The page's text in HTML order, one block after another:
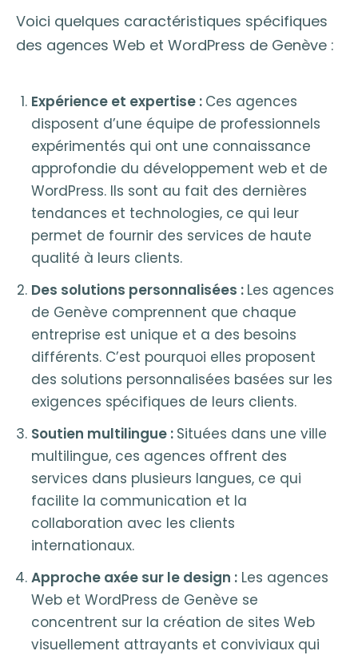
Voici quelques caractéristiques spécifiques
des agences Web et WordPress de Genève :
Expérience et expertise : Ces agences
disposent d’une équipe de professionnels
expérimentés qui ont une connaissance
approfondie du développement web et de
WordPress. Ils sont au fait des dernières
tendances et technologies, ce qui leur
permet de fournir des services de haute
qualité à leurs clients.
Des solutions personnalisées : Les agences
de Genève comprennent que chaque
entreprise est unique et a des besoins
différents. C’est pourquoi elles proposent
des solutions personnalisées basées sur les
exigences spécifiques de leurs clients.
Soutien multilingue : Situées dans une ville
multilingue, ces agences offrent des
services dans plusieurs langues, ce qui
facilite la communication et la
collaboration avec les clients
internationaux.
Approche axée sur le design : Les agences
Web et WordPress de Genève se
concentrent sur la création de sites Web
visuellement attrayants et conviviaux qui